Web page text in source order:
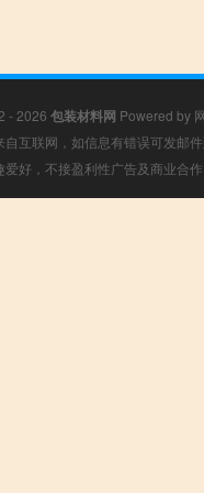
- 2026 包装材料网 Powered by
自互联网，如信息有错误可发邮
好，不接盈利性广告及商业合作